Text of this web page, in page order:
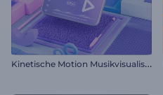
K
inetische Motion Musikvisualisierer